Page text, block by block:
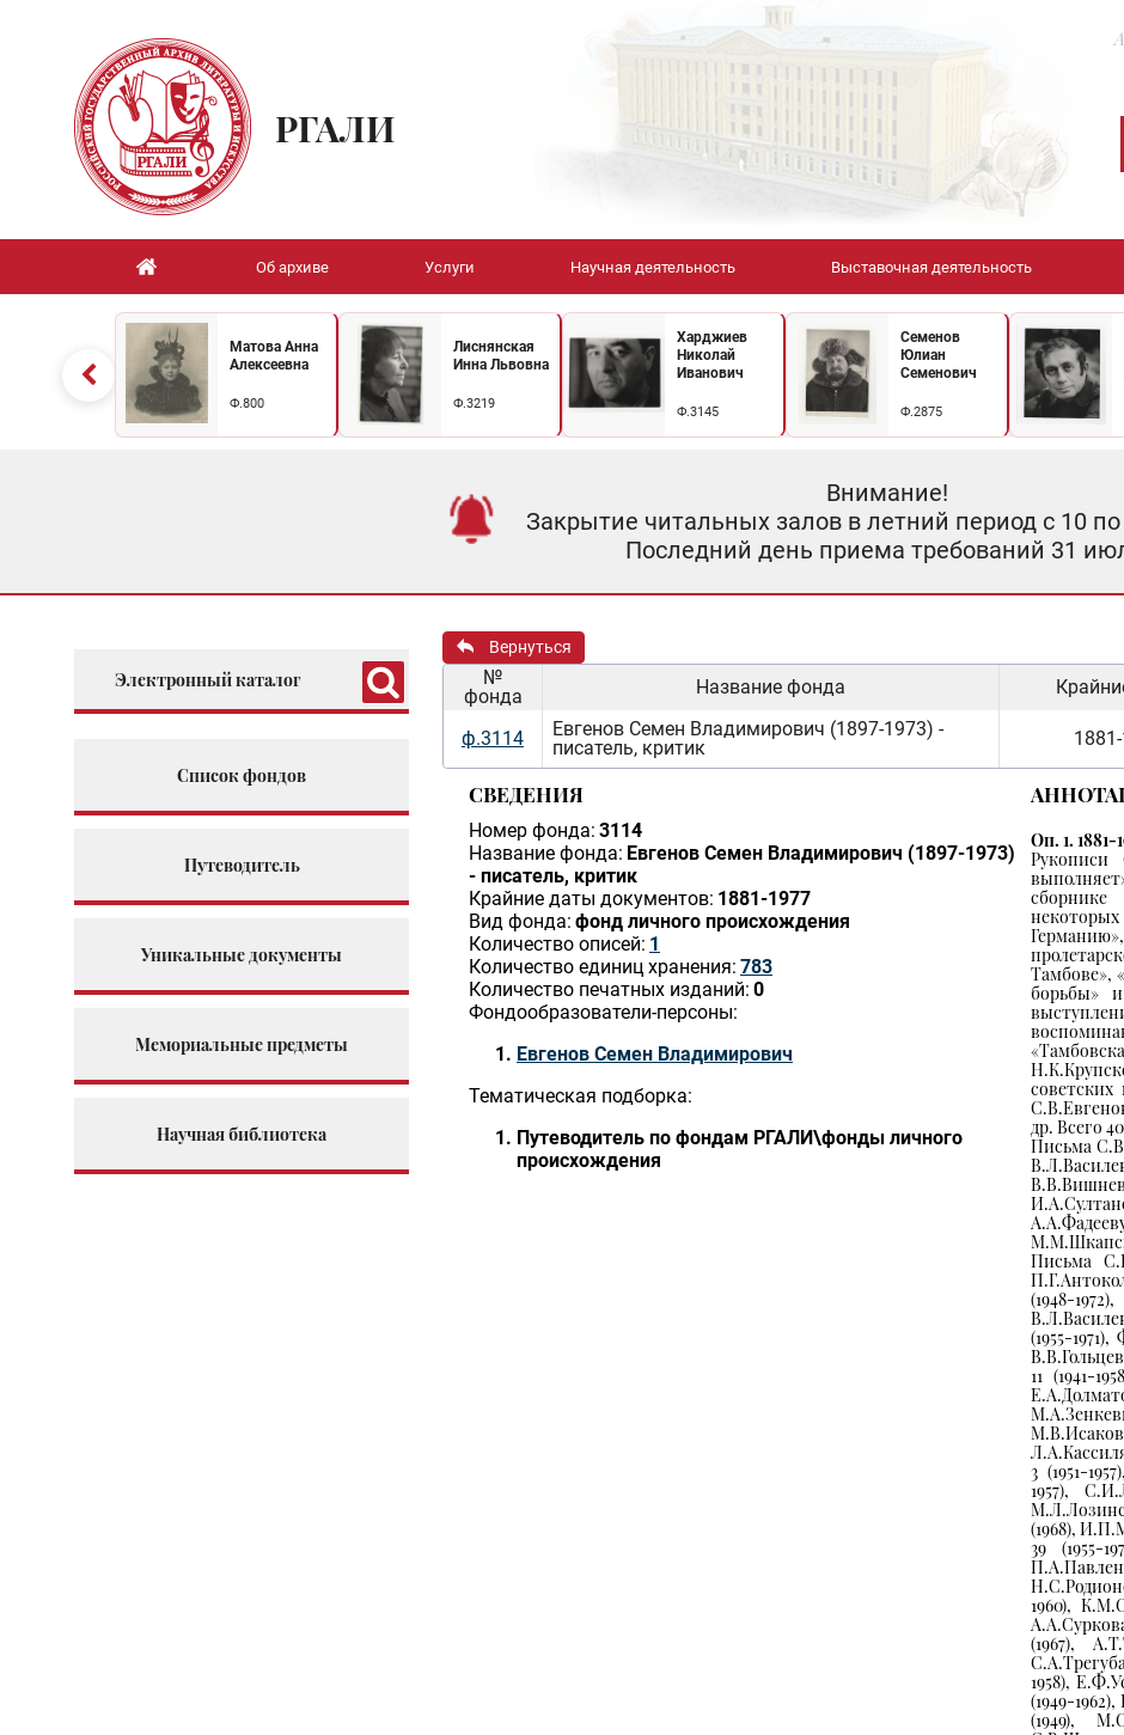
РГАЛИ
Об архиве Услуги Научная деятельность Выставочная деятельность
Матова Анна
Алексеевна
Ф.800
Лиснянская
Инна Львовна
Ф.3219
Харджиев
Николай
Иванович
Ф.3145
Семенов
Юлиан
Семенович
Ф.2875
Внимание!
Закрытие читальных залов в летний период с 10 по
Последний день приема требований 31
Электронный каталог
Список фондов
Путеводитель
Уникальные документы
Мемориальные предметы
Научная библиотека
Вернуться
№
фонда
Название фонда
ф.3114
Евгенов Семен Владимирович (1897-1973) -
писатель, критик
СВЕДЕНИЯ
Номер фонда: 3114
Название фонда: Евгенов Семен Владимирович (1897-1973)
- писатель, критик
Крайние даты документов: 1881-1977
Вид фонда: фонд личного происхождения
Количество описей: 1
Количество единиц хранения: 783
Количество печатных изданий: 0
Фондообразователи-персоны:
Евгенов Семен Владимирович
Тематическая подборка:
Путеводитель по фондам РГАЛИ\фонды личного
происхождения
Оп. 1. 1881-
Рукописи
Тамбове»,
борьбы»
др. Всего
Письма
Письма
(1948-
(1955-
11 (1941-
3 (1951-
1957),
(1968),
39 (1955-
1960),
(1967),
1958),
(1949-
(1949),